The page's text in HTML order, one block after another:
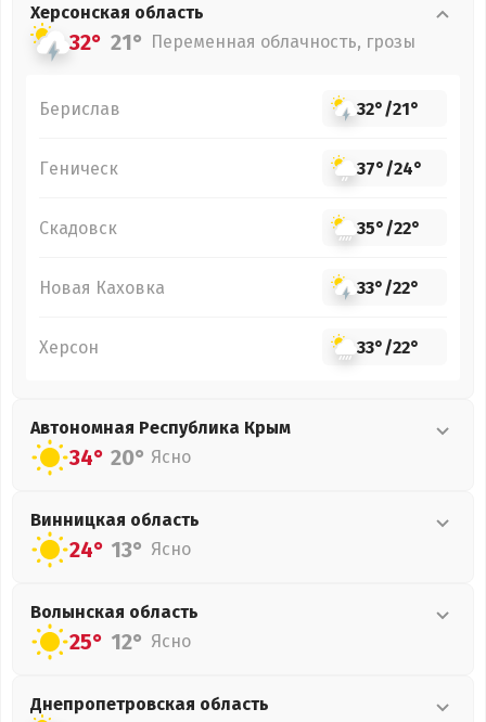
Херсонская область
32° 21° Переменная облачность, грозы
Берислав 32°/21°
Геническ 37°/24°
Скадовск 35°/22°
Новая Каховка 33°/22°
Херсон 33°/22°
Автономная Республика Крым
34° 20° Ясно
Винницкая область
24° 13° Ясно
Волынская область
25° 12° Ясно
Днепропетровская область